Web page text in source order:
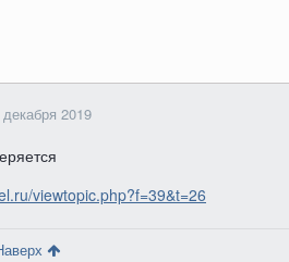
2019
viewtopic.php?f=39&t=26